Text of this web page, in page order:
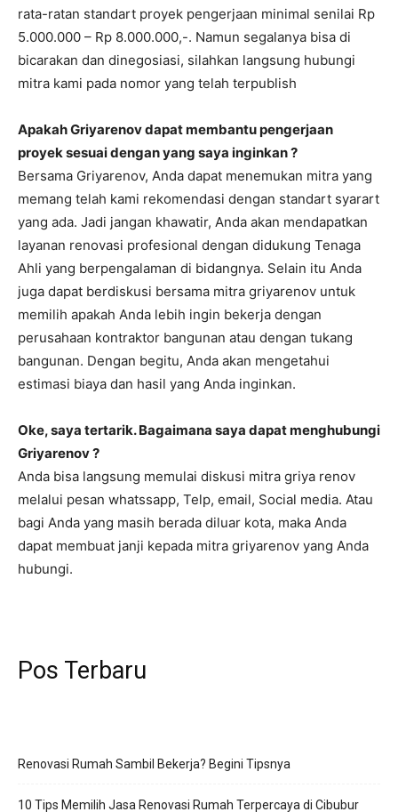
rata-ratan standart proyek pengerjaan minimal senilai Rp
5.000.000 – Rp 8.000.000,-. Namun segalanya bisa di
bicarakan dan dinegosiasi, silahkan langsung hubungi
mitra kami pada nomor yang telah terpublish
Apakah Griyarenov dapat membantu pengerjaan
proyek sesuai dengan yang saya inginkan ?
Bersama Griyarenov, Anda dapat menemukan mitra yang
memang telah kami rekomendasi dengan standart syarart
yang ada. Jadi jangan khawatir, Anda akan mendapatkan
layanan renovasi profesional dengan didukung Tenaga
Ahli yang berpengalaman di bidangnya. Selain itu Anda
juga dapat berdiskusi bersama mitra griyarenov untuk
memilih apakah Anda lebih ingin bekerja dengan
perusahaan kontraktor bangunan atau dengan tukang
bangunan. Dengan begitu, Anda akan mengetahui
estimasi biaya dan hasil yang Anda inginkan.
Oke, saya tertarik. Bagaimana saya dapat menghubungi
Griyarenov ?
Anda bisa langsung memulai diskusi mitra griya renov
melalui pesan whatssapp, Telp, email, Social media. Atau
bagi Anda yang masih berada diluar kota, maka Anda
dapat membuat janji kepada mitra griyarenov yang Anda
hubungi.
Pos Terbaru
Renovasi Rumah Sambil Bekerja? Begini Tipsnya
10 Tips Memilih Jasa Renovasi Rumah Terpercaya di Cibubur